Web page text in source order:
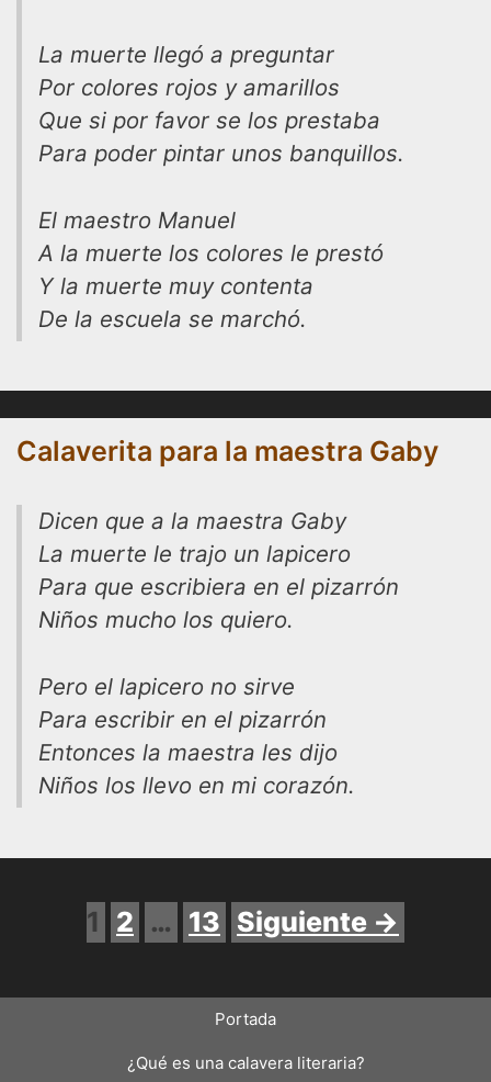
La muerte llegó a preguntar
Por colores rojos y amarillos
Que si por favor se los prestaba
Para poder pintar unos banquillos.
El maestro Manuel
A la muerte los colores le prestó
Y la muerte muy contenta
De la escuela se marchó.
Calaverita para la maestra Gaby
Dicen que a la maestra Gaby
La muerte le trajo un lapicero
Para que escribiera en el pizarrón
Niños mucho los quiero.
Pero el lapicero no sirve
Para escribir en el pizarrón
Entonces la maestra les dijo
Niños los llevo en mi corazón.
Página
1 Página
2 … Página
13 Siguiente →
Portada
¿Qué es una calavera literaria?